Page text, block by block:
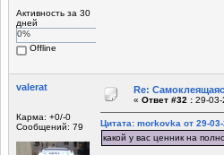
Активность за 30
дней
0%
Offline
valerat
Карма: +0/-0
Сообщений: 79
Re:
« Ответ #32 : 29-
Цитата: morkovka от 29-
какой у вас ценник на